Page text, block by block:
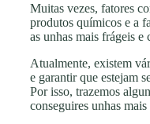
Muitas vezes, fatores
produtos químicos e a
as unhas mais frágeis e
Atualmente, existem
e garantir que estejam
Por isso, trazemos
conseguires unhas